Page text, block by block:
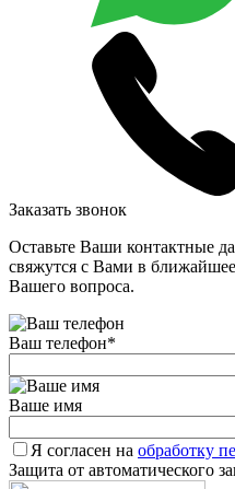
Заказать звонок
Оставьте Ваши контактные
свяжутся с Вами в
Вашего вопроса.
Ваш телефон*
Ваше имя
Я согласен на обработку
Защита от автоматического